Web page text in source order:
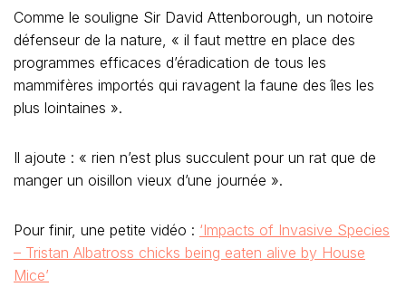
Comme le souligne Sir David Attenborough, un notoire
défenseur de la nature, « il faut mettre en place des
programmes efficaces d’éradication de tous les
mammifères importés qui ravagent la faune des îles les
plus lointaines ».
Il ajoute : « rien n’est plus succulent pour un rat que de
manger un oisillon vieux d’une journée ».
Pour finir, une petite vidéo : ‘Impacts of Invasive Species
– Tristan Albatross chicks being eaten alive by House
Mice’